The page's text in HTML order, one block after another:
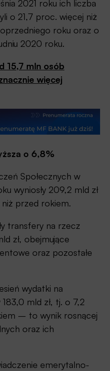
2021 roku ich liczba
o 21,7 proc. więcej niż
roku oraz o
2020 roku.
15,7 mln osób
więcej
o 6,8%
Społecznych w
wyniosły 209,2 mld zł
niż przed rokiem.
transfery na rzecz
zł, obejmujące
oraz pozostałe
wydatki na
mld zł, tj. o 7,2
– to wynik rosnącej
oraz ich
emerytalno-